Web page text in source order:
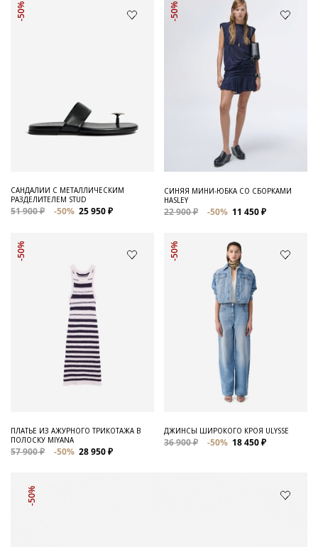
-50%
САНДАЛИИ С МЕТАЛЛИЧЕСКИМ
РАЗДЕЛИТЕЛЕМ STUD
51 900 ₽ -50% 25 950 ₽
-50%
СИНЯЯ МИНИ-ЮБКА СО СБОРКАМИ
HASLEY
22 900 ₽ -50% 11 450 ₽
-50%
ПЛАТЬЕ ИЗ АЖУРНОГО ТРИКОТАЖА В
ПОЛОСКУ MIYANA
57 900 ₽ -50% 28 950 ₽
-50%
ДЖИНСЫ ШИРОКОГО КРОЯ ULYSSE
36 900 ₽ -50% 18 450 ₽
-50%